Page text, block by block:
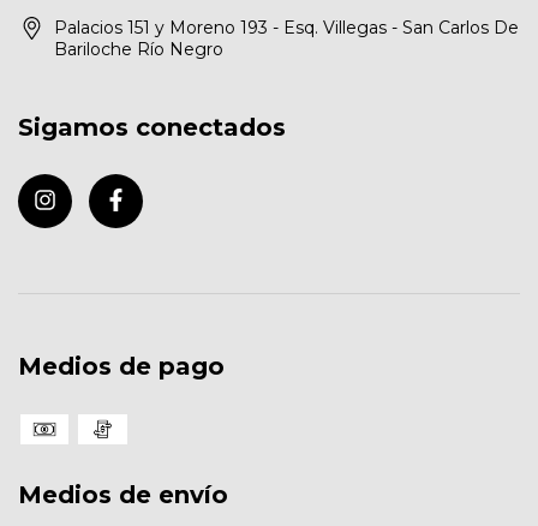
Palacios 151 y Moreno 193 - Esq. Villegas - San Carlos De
Bariloche Río Negro
Sigamos conectados
Medios de pago
Medios de envío